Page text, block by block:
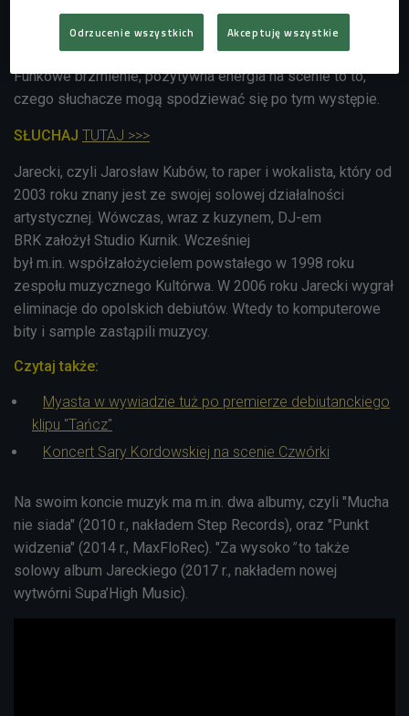
GrubSon, BRK i Jarecki ponownie zagrali w Czwórce
Funkowe brzmienie, pozytywna energia na scenie to to,
czego słuchacze mogą spodziewać się po tym występie.
SŁUCHAJ TUTAJ >>>
Jarecki, czyli Jarosław Kubów, to raper i wokalista, który od
2003 roku znany jest ze swojej solowej działalności
artystycznej. Wówczas, wraz z kuzynem, DJ-em
BRK założył Studio Kurnik. Wcześniej
był m.in. współzałożycielem powstałego w 1998 roku
zespołu muzycznego Kultórwa. W 2006 roku Jarecki wygrał
eliminacje do opolskich debiutów. Wtedy to komputerowe
bity i sample zastąpili muzycy.
Czytaj także:
Myasta w wywiadzie tuż po premierze debiutanckiego
klipu "Tańcz"
Koncert Sary Kordowskiej na scenie Czwórki
Na swoim koncie muzyk ma m.in. dwa albumy, czyli "Mucha
nie siada" (2010 r., nakładem Step Records), oraz "Punkt
widzenia" (2014 r., MaxFloRec) "Za wysoko " to także
solowy album Jareckiego (2017 r., nakładem nowej
wytwórni Supa’High Music).
Odrzucenie wszystkich Akceptuję wszystkie